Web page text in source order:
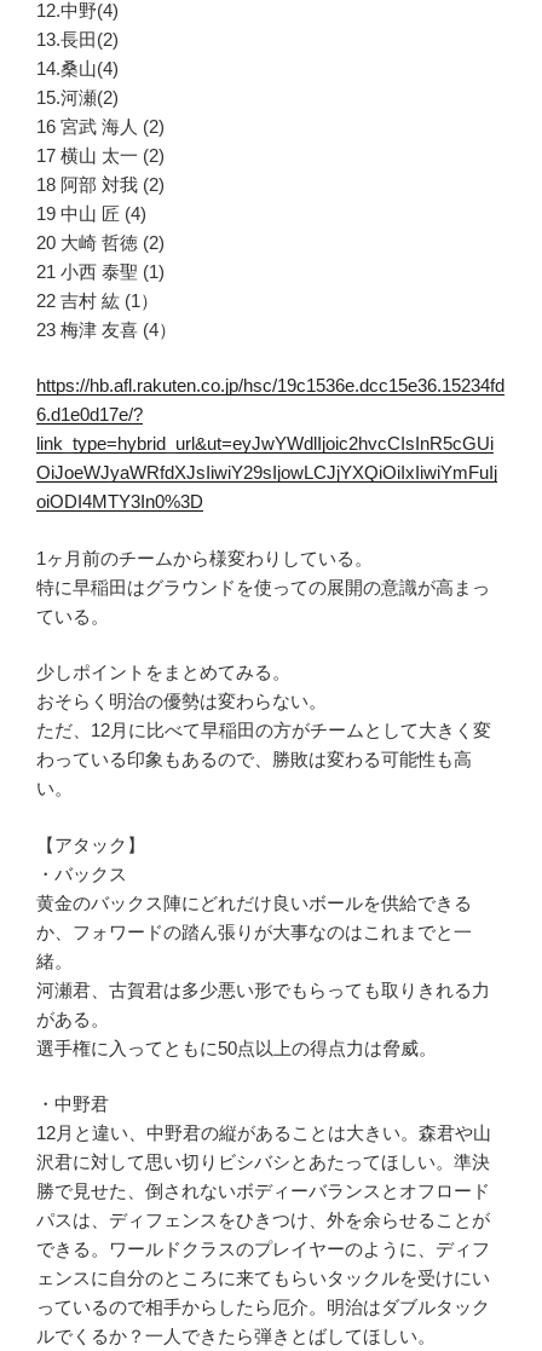
12.中野(4)
13.長田(2)
14.桑山(4)
15.河瀬(2)
16 宮武 海人 (2)
17 横山 太一 (2)
18 阿部 対我 (2)
19 中山 匠 (4)
20 大崎 哲徳 (2)
21 小西 泰聖 (1)
22 吉村 紘 (1）
23 梅津 友喜 (4）
https://hb.afl.rakuten.co.jp/hsc/19c1536e.dcc15e36.15234fd
6.d1e0d17e/?
link_type=hybrid_url&ut=eyJwYWdlIjoic2hvcCIsInR5cGUi
OiJoeWJyaWRfdXJsIiwiY29sIjowLCJjYXQiOiIxIiwiYmFuIj
oiODI4MTY3In0%3D
1ヶ月前のチームから様変わりしている。
特に早稲田はグラウンドを使っての展開の意識が高まっ
ている。
少しポイントをまとめてみる。
おそらく明治の優勢は変わらない。
ただ、12月に比べて早稲田の方がチームとして大きく変
わっている印象もあるので、勝敗は変わる可能性も高
い。
【アタック】
・バックス
黄金のバックス陣にどれだけ良いボールを供給できる
か、フォワードの踏ん張りが大事なのはこれまでと一
緒。
河瀬君、古賀君は多少悪い形でもらっても取りきれる力
がある。
選手権に入ってともに50点以上の得点力は脅威。
・中野君
12月と違い、中野君の縦があることは大きい。森君や山
沢君に対して思い切りビシバシとあたってほしい。準決
勝で見せた、倒されないボディーバランスとオフロード
パスは、ディフェンスをひきつけ、外を余らせることが
できる。ワールドクラスのプレイヤーのように、ディフ
ェンスに自分のところに来てもらいタックルを受けにい
っているので相手からしたら厄介。明治はダブルタック
ルでくるか？一人できたら弾きとばしてほしい。